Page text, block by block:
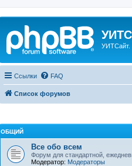
УИТСайт.
Ссылки FAQ
Список форумов
ОБЩИЙ
Все обо всем
Форум для стандартной,
Модератор: Модераторы